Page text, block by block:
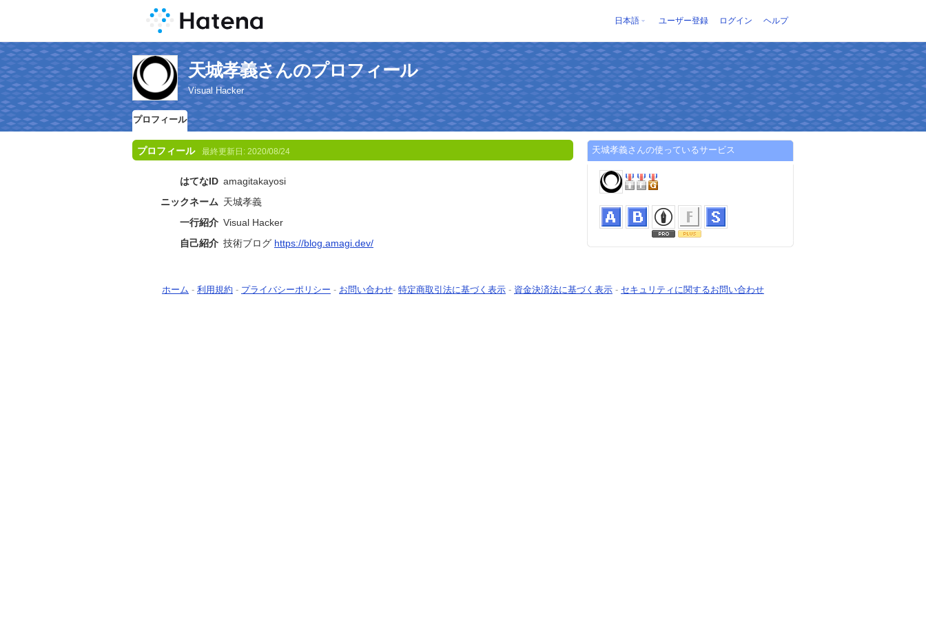
日本語 ユーザー登録 ログイン ヘルプ
天城孝義さんのプロフィール
Visual Hacker
プロフィール
プロフィール 最終更新日: 2020/08/24
はてなID amagitakayosi
ニックネーム 天城孝義
一行紹介 Visual Hacker
自己紹介 技術ブログ https://blog.amagi.dev/
天城孝義さんの使っているサービス
ホーム - 利用規約 - プライバシーポリシー - お問い合わせ- 特定商取引法に基づく表示 - 資金決済法に基づく表示 - セキュリティに関するお問い合わせ